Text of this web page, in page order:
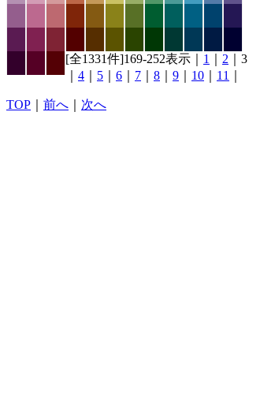
[全1331件]169-252表示｜ 1 2 ｜3
4 5 6 7 8 9 10 11
TOP 前へ 次へ